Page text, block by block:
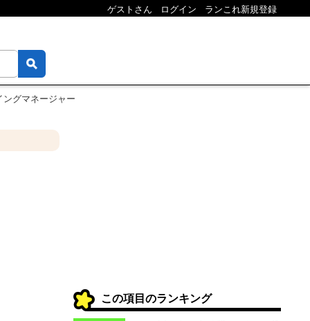
ゲストさん ログイン ランこれ新規登録
ングマネージャー
この項目のランキング